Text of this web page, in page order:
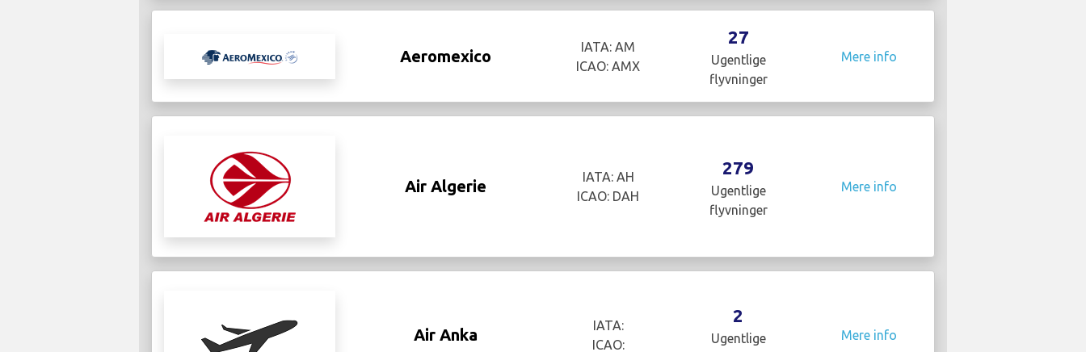
Aeromexico
IATA: AM
ICAO: AMX
27
Ugentlige
flyvninger
Mere info
Air Algerie
IATA: AH
ICAO: DAH
279
Ugentlige
flyvninger
Mere info
Air Anka
IATA:
ICAO:
2
Ugentlige
Mere info